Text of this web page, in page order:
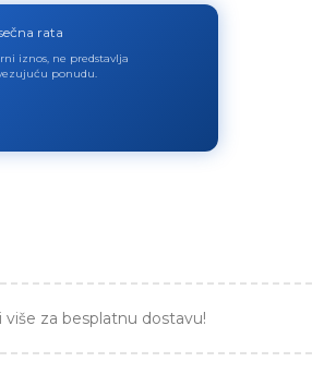
rata
iznos, ne predstavlja
ponudu.
više za besplatnu dostavu!